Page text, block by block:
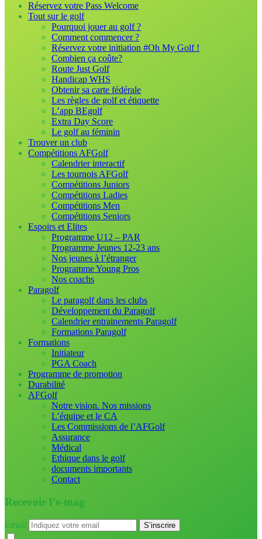
Réservez votre Pass Welcome
Tout sur le golf
Pourquoi jouer au golf ?
Comment commencer ?
Réservez votre initiation #Oh My Golf !
Combien ça coûte?
Route Just Golf
Handicap WHS
Obtenir sa carte fédérale
Les règles de golf et étiquette
L’app BEgolf
Extra Day Score
Le golf au féminin
Trouver un club
Compétitions AFGolf
Calendrier interactif
Les tournois AFGolf
Compétitions Juniors
Compétitions Ladies
Compétitions Men
Compétitions Seniors
Espoirs et Elites
Programme U12 – PAR
Programme Jeunes 12-23 ans
Nos jeunes à l’étranger
Programme Young Pros
Nos coachs
Paragolf
Le paragolf dans les clubs
Développement du Paragolf
Calendrier entrainements Paragolf
Formations Paragolf
Formations
Initiateur
PGA Coach
Programme de promotion
Durabilité
AFGolf
Notre vision. Nos missions
L’équipe et le CA
Les Commissions de l’AFGolf
Assurance
Médical
Ethique dans le golf
documents importants
Contact
Recevoir l’e-mag
Email